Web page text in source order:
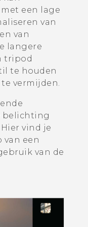
een lage
van
van
langere
tripod
te houden
vermijden.
belichting
vind je
van een
van de